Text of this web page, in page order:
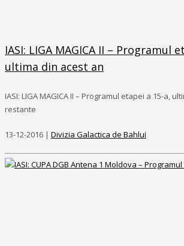
IASI: LIGA MAGICA II – Programul
ultima din acest an
IASI: LIGA MAGICA II – Programul etapei a 15-a,
restante
13-12-2016 | Divizia Galactica de Bahlui